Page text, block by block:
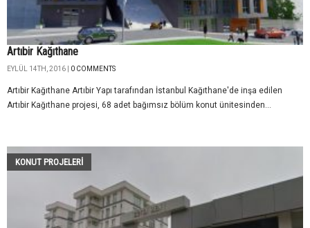
Artıbir Kağıthane
EYLÜL 14TH, 2016 | 0 COMMENTS
Artıbir Kağıthane Artıbir Yapı tarafından İstanbul Kağıthane'de inşa edilen
Artıbir Kağıthane projesi, 68 adet bağımsız bölüm konut ünitesinden...
KONUT PROJELERI